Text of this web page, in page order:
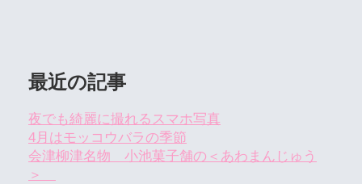
最近の記事
夜でも綺麗に撮れるスマホ写真
4月はモッコウバラの季節
会津柳津名物 小池菓子舗の＜あわまんじゅう
＞